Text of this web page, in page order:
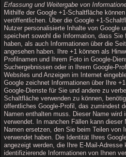
Erfassung und Weitergabe von
Mithilfe der Google +1-Schaltfläche
veröffentlichen. Über die Google +1-
Nutzer personalisierte Inhalte von Google
speichert sowohl die Information, dass Sie
haben, als auch Informationen über die
angesehen haben. Ihre +1 können als
Profilnamen und Ihrem Foto in Google-
Suchergebnissen oder in Ihrem Google-
Websites und Anzeigen im Internet
Google zeichnet Informationen über Ihre
Google-Dienste für Sie und andere zu
Schaltfläche verwenden zu können,
öffentliches Google-Profil, das zumindest
Namen enthalten muss. Dieser Name wird
verwendet. In manchen Fällen kann dieser
Namen ersetzen, den Sie beim Teilen von
verwendet haben. Die Identität Ihres
angezeigt werden, die Ihre E-Mail-Adresse
identifizierende Informationen von Ihnen